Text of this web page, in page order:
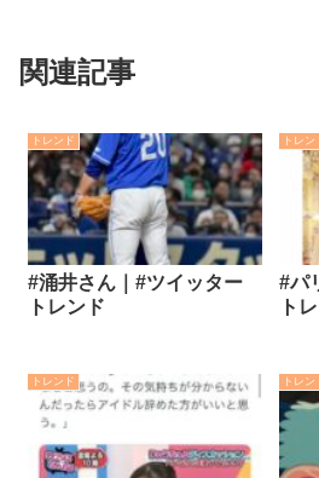
関連記事
トレンド
#涌井さん｜#ツイッター
トレンド
トレン
#パ
ト
トレンド トレン